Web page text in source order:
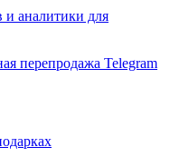
аналитики для
перепродажа Telegram